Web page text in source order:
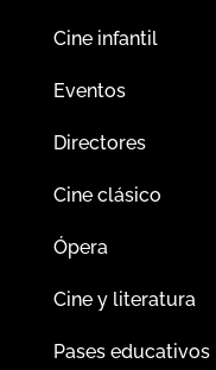
Cine infantil
Eventos
Directores
Cine clásico
Ópera
Cine y literatura
Pases educativos